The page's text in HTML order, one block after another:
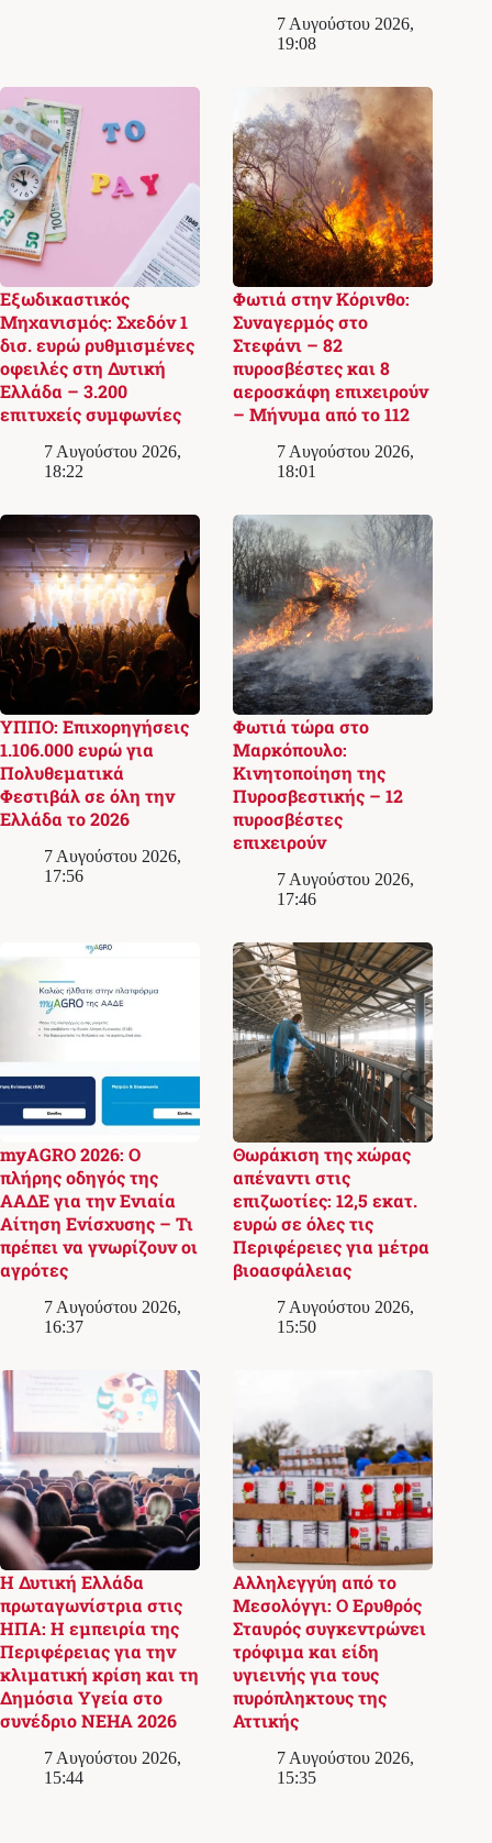
7 Αυγούστου 2026,
19:08
Εξωδικαστικός
Μηχανισμός: Σχεδόν 1
δισ. ευρώ ρυθμισμένες
οφειλές στη Δυτική
Ελλάδα – 3.200
επιτυχείς συμφωνίες
7 Αυγούστου 2026,
18:22
Φωτιά στην Κόρινθο:
Συναγερμός στο
Στεφάνι – 82
πυροσβέστες και 8
αεροσκάφη επιχειρούν
– Μήνυμα από το 112
7 Αυγούστου 2026,
18:01
ΥΠΠΟ: Επιχορηγήσεις
1.106.000 ευρώ για
Πολυθεματικά
Φεστιβάλ σε όλη την
Ελλάδα το 2026
7 Αυγούστου 2026,
17:56
Φωτιά τώρα στο
Μαρκόπουλο:
Κινητοποίηση της
Πυροσβεστικής – 12
πυροσβέστες
επιχειρούν
7 Αυγούστου 2026,
17:46
myAGRO 2026: Ο
πλήρης οδηγός της
ΑΑΔΕ για την Ενιαία
Αίτηση Ενίσχυσης – Τι
πρέπει να γνωρίζουν οι
αγρότες
7 Αυγούστου 2026,
16:37
Θωράκιση της χώρας
απέναντι στις
επιζωοτίες: 12,5 εκατ.
ευρώ σε όλες τις
Περιφέρειες για μέτρα
βιοασφάλειας
7 Αυγούστου 2026,
15:50
Η Δυτική Ελλάδα
πρωταγωνίστρια στις
ΗΠΑ: Η εμπειρία της
Περιφέρειας για την
κλιματική κρίση και τη
Δημόσια Υγεία στο
συνέδριο NEHA 2026
7 Αυγούστου 2026,
15:44
Αλληλεγγύη από το
Μεσολόγγι: Ο Ερυθρός
Σταυρός συγκεντρώνει
τρόφιμα και είδη
υγιεινής για τους
πυρόπληκτους της
Αττικής
7 Αυγούστου 2026,
15:35